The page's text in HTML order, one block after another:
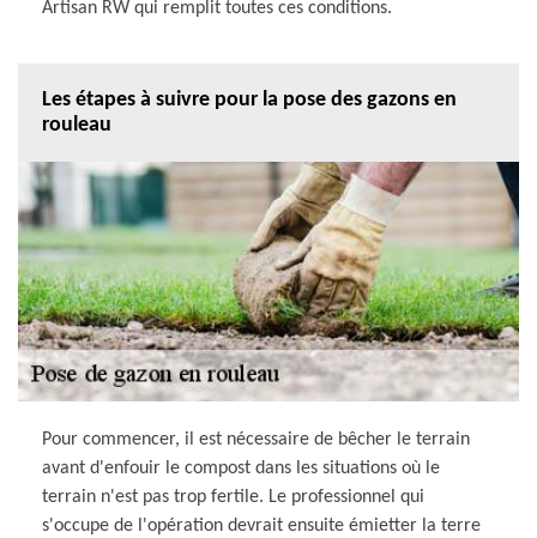
Artisan RW qui remplit toutes ces conditions.
Les étapes à suivre pour la pose des gazons en
rouleau
Pour commencer, il est nécessaire de bêcher le terrain
avant d'enfouir le compost dans les situations où le
terrain n'est pas trop fertile. Le professionnel qui
s'occupe de l'opération devrait ensuite émietter la terre